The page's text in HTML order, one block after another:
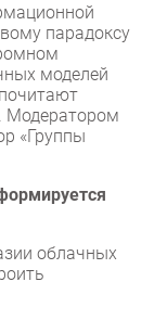
парадоксу
моделей
Модератором
«Группы
облачных